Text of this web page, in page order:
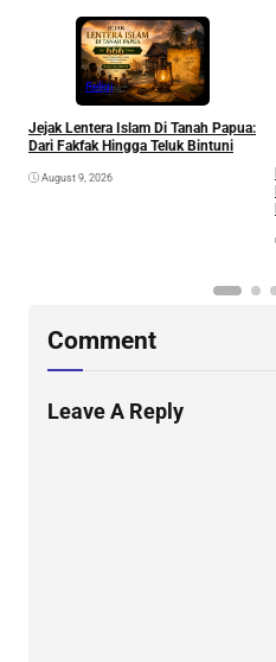
Religi
Jejak Lentera Islam Di Tanah Papua:
Dari Fakfak Hingga Teluk Bintuni
August 9, 2026
Comment
Leave A Reply